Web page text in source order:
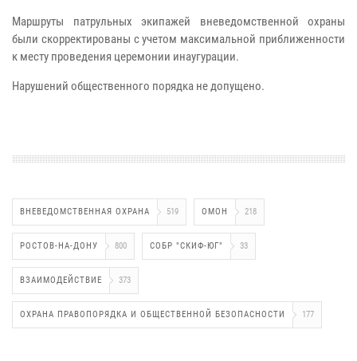
Маршруты патрульных экипажей вневедомственной охраны
были скорректированы с учетом максимальной приближенности
к месту проведения церемонии инаугурации.
Нарушений общественного порядка не допущено.
ВНЕВЕДОМСТВЕННАЯ ОХРАНА 519 ОМОН 218
РОСТОВ-НА-ДОНУ 800 СОБР "СКИФ-ЮГ" 33
ВЗАИМОДЕЙСТВИЕ 373
ОХРАНА ПРАВОПОРЯДКА И ОБЩЕСТВЕННОЙ БЕЗОПАСНОСТИ 177